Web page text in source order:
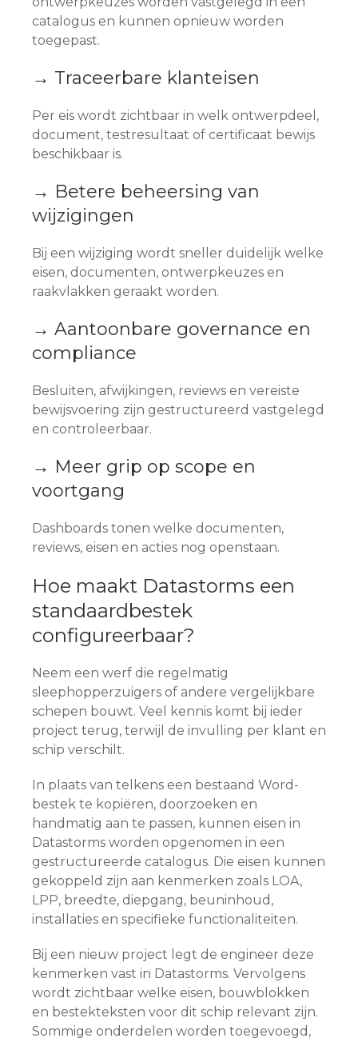
catalogus en kunnen opnieuw worden
toegepast.
→ Traceerbare klanteisen
Per eis wordt zichtbaar in welk ontwerpdeel,
document, testresultaat of certificaat bewijs
beschikbaar is.
→ Betere beheersing van
wijzigingen
Bij een wijziging wordt sneller duidelijk welke
eisen, documenten, ontwerpkeuzes en
raakvlakken geraakt worden.
→ Aantoonbare governance en
compliance
Besluiten, afwijkingen, reviews en vereiste
bewijsvoering zijn gestructureerd vastgelegd
en controleerbaar.
→ Meer grip op scope en
voortgang
Dashboards tonen welke documenten,
reviews, eisen en acties nog openstaan.
Hoe maakt Datastorms een
standaardbestek
configureerbaar?
Neem een werf die regelmatig
sleephopperzuigers of andere vergelijkbare
schepen bouwt. Veel kennis komt bij ieder
project terug, terwijl de invulling per klant en
schip verschilt.
In plaats van telkens een bestaand Word-
bestek te kopiëren, doorzoeken en
handmatig aan te passen, kunnen eisen in
Datastorms worden opgenomen in een
gestructureerde catalogus. Die eisen kunnen
gekoppeld zijn aan kenmerken zoals LOA,
LPP, breedte, diepgang, beuninhoud,
installaties en specifieke functionaliteiten.
Bij een nieuw project legt de engineer deze
kenmerken vast in Datastorms. Vervolgens
wordt zichtbaar welke eisen, bouwblokken
en bestekteksten voor dit schip relevant zijn.
Sommige onderdelen worden toegevoegd,